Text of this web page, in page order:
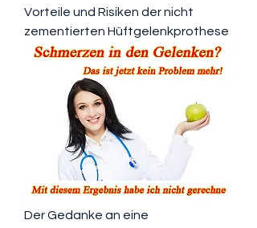
Vorteile und Risiken der nicht
zementierten Hüftgelenkprothese
Der Gedanke an eine